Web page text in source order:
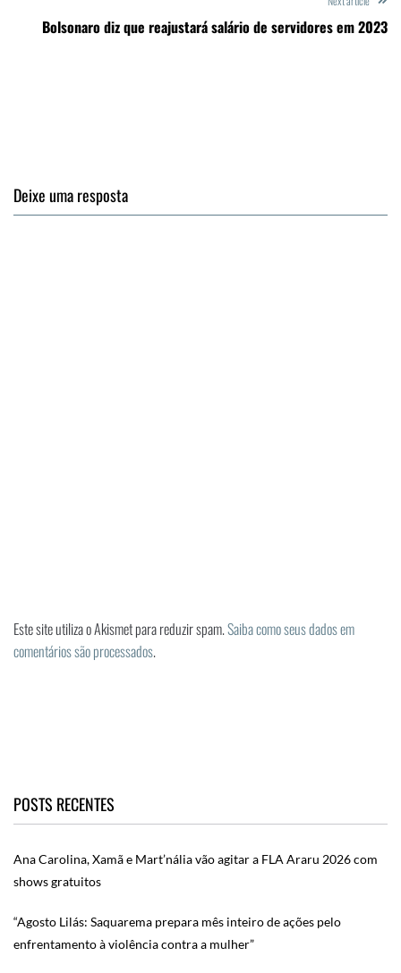
Bolsonaro diz que reajustará salário de servidores em 2023
Deixe uma resposta
Este site utiliza o Akismet para reduzir spam.Saiba como seus dados em
comentários são processados.
POSTS RECENTES
Ana Carolina, Xamã e Mart’nália vão agitar a FLA Araru 2026 com
shows gratuitos
“Agosto Lilás: Saquarema prepara mês inteiro de ações pelo
enfrentamento à violência contra a mulher”